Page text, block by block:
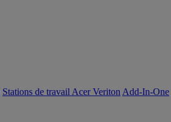
Stations de travail Acer Veriton Add-In-One